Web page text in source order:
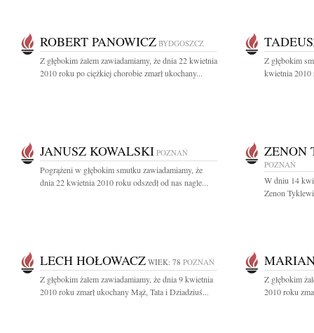
ROBERT PANOWICZ BYDGOSZCZ
Z głębokim żalem zawiadamiamy, że dnia 22 kwietnia
2010 roku po ciężkiej chorobie zmarł ukochany...
Z głębokim
kwietnia 2010
JANUSZ KOWALSKI POZNAŃ
Pogrążeni w głębokim smutku zawiadamiamy, że
dnia 22 kwietnia 2010 roku odszedł od nas nagle...
ZENON
POZNAŃ
W dniu 14
Zenon
LECH HOŁOWACZ WIEK: 78 POZNAŃ
Z głębokim żalem zawiadamiamy, że dnia 9 kwietnia
2010 roku zmarł ukochany Mąż, Tata i Dziadziuś...
Z głębokim
2010 roku